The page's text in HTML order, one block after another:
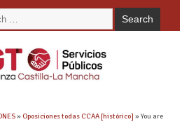
» Oposiciones todas CCAA [histórico] » You are